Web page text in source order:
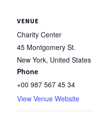
VENUE
Charity Center
45 Montgomery St.
New York, United States
Phone
+00 987 567 45 34
View Venue Website